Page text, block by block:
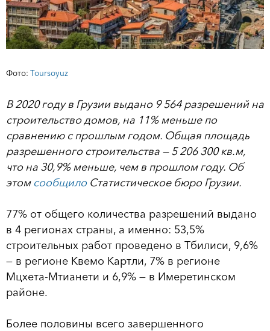
Фото: Toursoyuz
В 2020 году в Грузии выдано 9 564 разрешений на
строительство домов, на 11% меньше по
сравнению с прошлым годом. Общая площадь
разрешенного строительства — 5 206 300 кв.м,
что на 30,9% меньше, чем в прошлом году. Об
этом сообщилоСтатистическое бюро Грузии.
77% от общего количества разрешений выдано
в 4 регионах страны, а именно: 53,5%
строительных работ проведено в Тбилиси, 9,6%
— в регионе Квемо Картли, 7% в регионе
Мцхета-Мтианети и 6,9% — в Имеретинском
районе.
Более половины всего завершенного